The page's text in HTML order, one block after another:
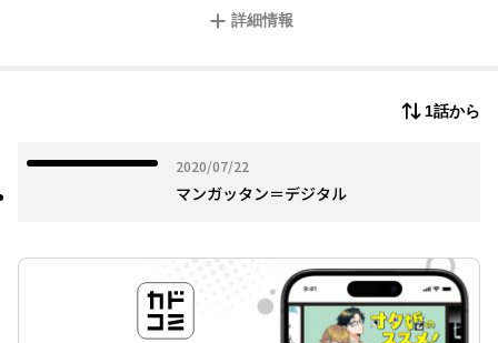
マル・スイッチ(原作かのこ)」「溺愛デイズ(槇原まき)」ほか。
地元九州を盛り上げようと2017年「九州コミティア」発足、代
詳細情報
1話から
2020/07/22
2020年07月22日
マンガッタン＝デジタル